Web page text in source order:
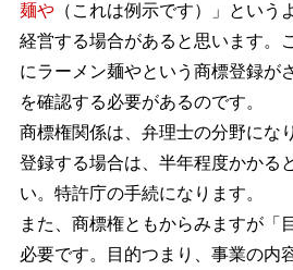
麺や（これは例示です）」という
経営する場合があると思います。
にラーメン麺やという商標登録が
を確認する必要があるのです。
商標権関係は、弁理士の分野にな
登録する場合は、半年程度かかる
い。特許庁の手続になります。
また、商標権ともからみますが「
必要です。目的つまり、事業の内